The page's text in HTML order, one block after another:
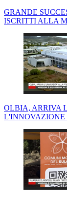
GRANDE
ISCRITTI ALLA
OLBIA, ARRIVA
L'INNOVAZIONE